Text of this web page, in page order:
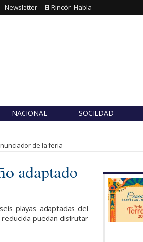
Newsletter El Rincón Habla
NACIONAL SOCIEDAD
de la feria
adaptado
playas adaptadas del
puedan disfrutar